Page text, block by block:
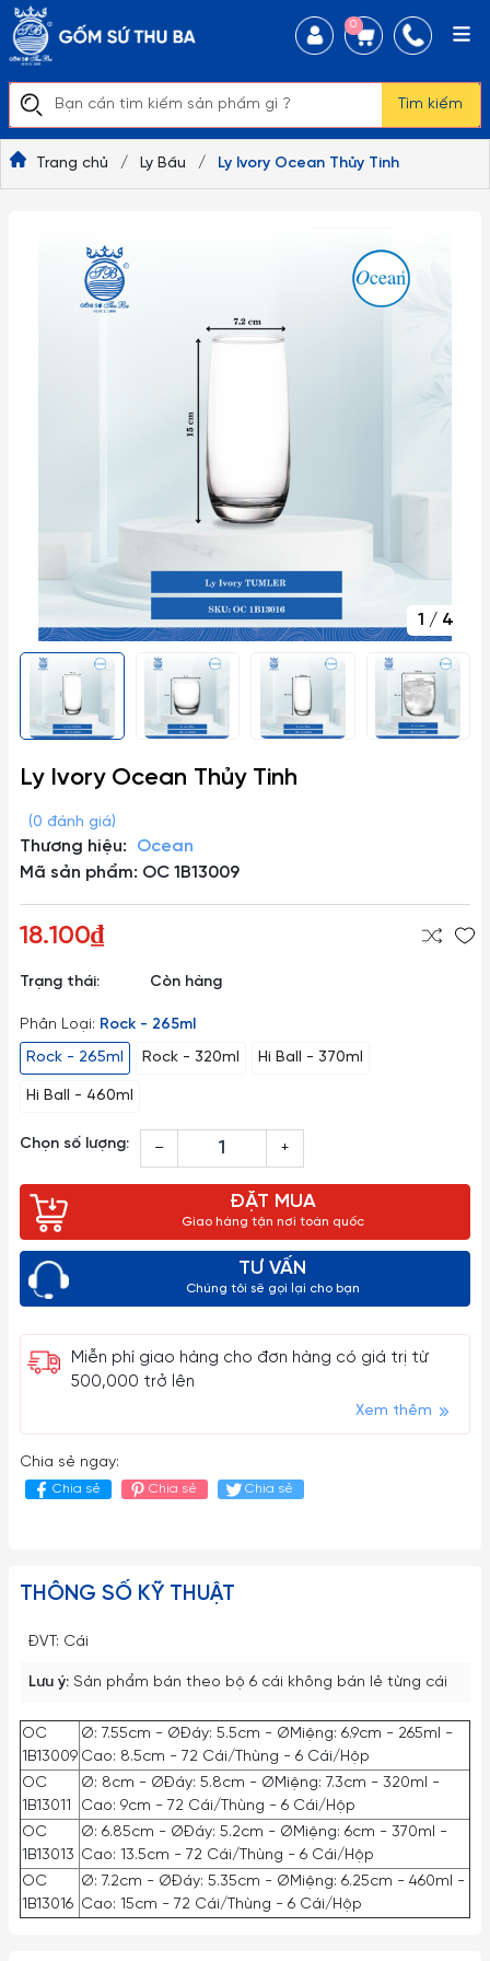
Tìm kiếm
0
Trang chủ / Ly Bầu / Ly Ivory Ocean Thủy Tinh
1 / 4
Ly Ivory Ocean Thủy Tinh
(0 đánh giá)
Thương hiệu:
Ocean
Mã sản phẩm: OC 1B13009
18.100₫
Trạng thái: Còn hàng
Phân Loại: Rock - 265ml
Rock - 265ml
Rock - 320ml Hi Ball - 370ml
Hi Ball - 460ml
Chọn số lượng: – +
ĐẶT MUA
Giao hàng tận nơi toàn quốc
TƯ VẤN
Chúng tôi sẽ gọi lại cho bạn
Miễn phí giao hàng cho đơn hàng có giá trị từ
500,000 trở lên
Xem thêm
Chia sẻ ngay:
Chia sẻ Chia sẻ Chia sẻ
THÔNG SỐ KỸ THUẬT
ĐVT: Cái
Lưu ý: Sản phẩm bán theo bộ 6 cái không bán lẻ từng cái
OC
1B13009
Ø: 7.55cm - ØĐáy: 5.5cm - ØMiệng: 6.9cm - 265ml -
Cao: 8.5cm - 72 Cái/Thùng - 6 Cái/Hộp
OC
1B13011
Ø: 8cm - ØĐáy: 5.8cm - ØMiệng: 7.3cm - 320ml -
Cao: 9cm - 72 Cái/Thùng - 6 Cái/Hộp
OC
1B13013
Ø: 6.85cm - ØĐáy: 5.2cm - ØMiệng: 6cm - 370ml -
Cao: 13.5cm - 72 Cái/Thùng - 6 Cái/Hộp
OC
1B13016
Ø: 7.2cm - ØĐáy: 5.35cm - ØMiệng: 6.25cm - 460ml -
Cao: 15cm - 72 Cái/Thùng - 6 Cái/Hộp